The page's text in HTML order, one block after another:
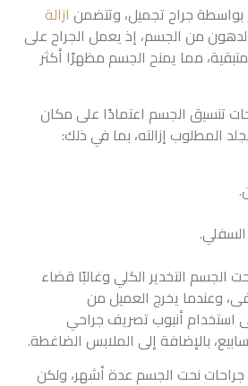
جراح تجميل، وتتضمن ازالة
من الجسم، إذ يعمل الجراح على
مما يمنح الجسم مظهرًا أكثر
تنسيق الجسم اعتمادًا على مكان
المطلوب إزالته، بما في ذلك:
الجسم التخدير الكلي وغالبًا قضاء
وعندما يخرج العميل من
استخدام أنبوب تصريف جراحي
بالإضافة إلى الملابس الضاغطة.
نحت الجسم عدة أشهر، ولكن